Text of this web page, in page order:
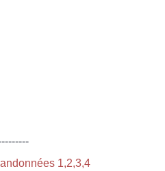
1,2,3,4